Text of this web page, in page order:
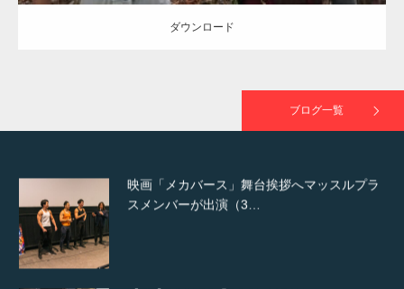
ダウンロード
ブログ一覧
スメンバーが出演（3…